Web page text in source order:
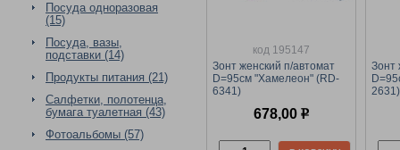
Посуда одноразовая
(15)
Посуда, вазы,
подставки (14)
Продукты питания (21)
Салфетки, полотенца,
бумага туалетная (43)
Фотоальбомы (57)
код 195147
Зонт женский п/автомат
D=95см "Хамелеон" (RD-
6341)
678,00 р
Зонт